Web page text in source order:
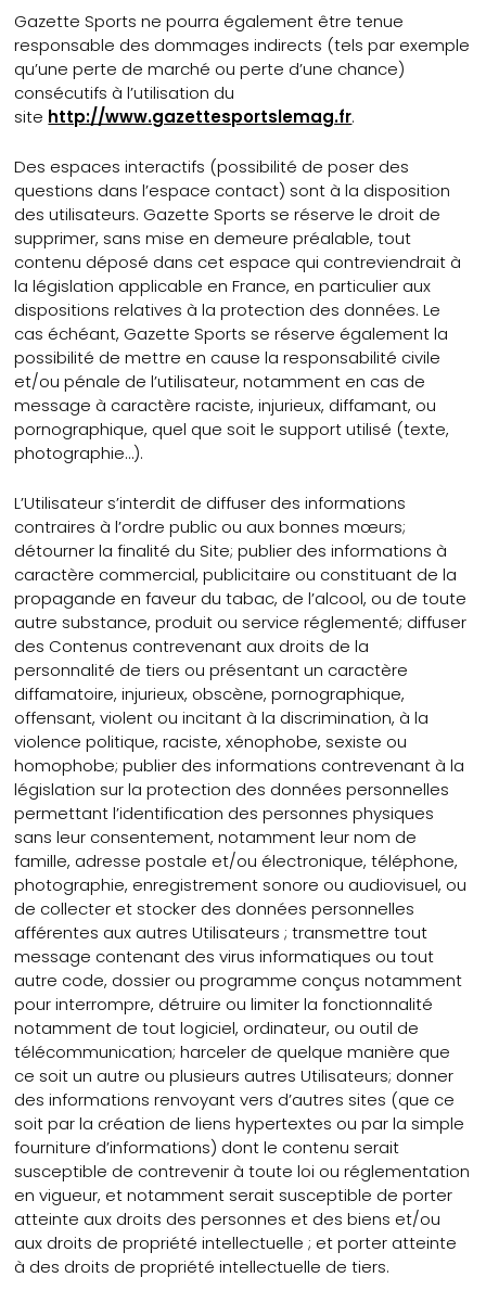
Gazette Sports ne pourra également être tenue
responsable des dommages indirects (tels par exemple
qu’une perte de marché ou perte d’une chance)
consécutifs à l’utilisation du
site http://www.gazettesportslemag.fr.
Des espaces interactifs (possibilité de poser des
questions dans l’espace contact) sont à la disposition
des utilisateurs. Gazette Sports se réserve le droit de
supprimer, sans mise en demeure préalable, tout
contenu déposé dans cet espace qui contreviendrait à
la législation applicable en France, en particulier aux
dispositions relatives à la protection des données. Le
cas échéant, Gazette Sports se réserve également la
possibilité de mettre en cause la responsabilité civile
et/ou pénale de l’utilisateur, notamment en cas de
message à caractère raciste, injurieux, diffamant, ou
pornographique, quel que soit le support utilisé (texte,
photographie…).
L’Utilisateur s’interdit de diffuser des informations
contraires à l’ordre public ou aux bonnes mœurs;
détourner la finalité du Site; publier des informations à
caractère commercial, publicitaire ou constituant de la
propagande en faveur du tabac, de l’alcool, ou de toute
autre substance, produit ou service réglementé; diffuser
des Contenus contrevenant aux droits de la
personnalité de tiers ou présentant un caractère
diffamatoire, injurieux, obscène, pornographique,
offensant, violent ou incitant à la discrimination, à la
violence politique, raciste, xénophobe, sexiste ou
homophobe; publier des informations contrevenant à la
législation sur la protection des données personnelles
permettant l’identification des personnes physiques
sans leur consentement, notamment leur nom de
famille, adresse postale et/ou électronique, téléphone,
photographie, enregistrement sonore ou audiovisuel, ou
de collecter et stocker des données personnelles
afférentes aux autres Utilisateurs ; transmettre tout
message contenant des virus informatiques ou tout
autre code, dossier ou programme conçus notamment
pour interrompre, détruire ou limiter la fonctionnalité
notamment de tout logiciel, ordinateur, ou outil de
télécommunication; harceler de quelque manière que
ce soit un autre ou plusieurs autres Utilisateurs; donner
des informations renvoyant vers d’autres sites (que ce
soit par la création de liens hypertextes ou par la simple
fourniture d’informations) dont le contenu serait
susceptible de contrevenir à toute loi ou réglementation
en vigueur, et notamment serait susceptible de porter
atteinte aux droits des personnes et des biens et/ou
aux droits de propriété intellectuelle ; et porter atteinte
à des droits de propriété intellectuelle de tiers.